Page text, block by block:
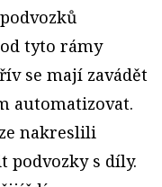
tyto rámy
se mají zavádět
automatizovat.
nakreslili
podvozky s díly.